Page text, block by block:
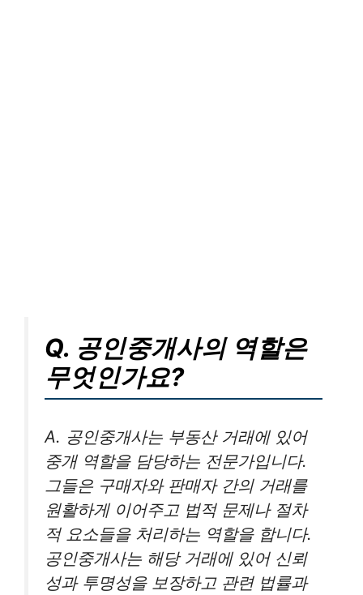
Q. 공인중개사의 역할은
무엇인가요?
A. 공인중개사는 부동산 거래에 있어
중개 역할을 담당하는 전문가입니다.
그들은 구매자와 판매자 간의 거래를
원활하게 이어주고 법적 문제나 절차
적 요소들을 처리하는 역할을 합니다.
공인중개사는 해당 거래에 있어 신뢰
성과 투명성을 보장하고 관련 법률과